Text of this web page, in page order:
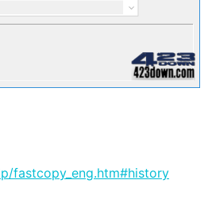
fastcopy_eng.htm#history